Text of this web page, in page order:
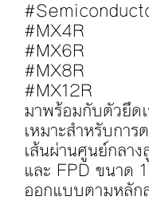
#MX4R
#MX6R
#MX8R
#MX12R
มาพร้อมกับตัวยึด
เหมาะสำหรับกา
เส้นผ่านศูนย์กลา
และ FPD ขนาด
ออกแบบตามหลัก